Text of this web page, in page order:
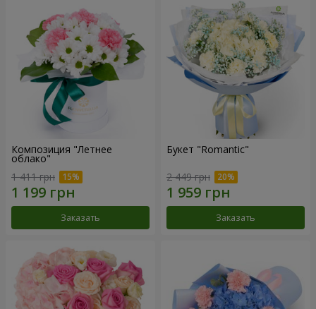
Композиция "Летнее
облако"
1 411 грн
Заказать
Букет "Romantic"
2 449 грн
Заказать